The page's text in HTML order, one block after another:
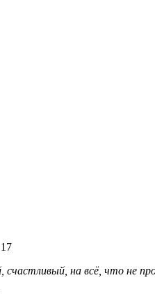
счастливый, на всё, что не